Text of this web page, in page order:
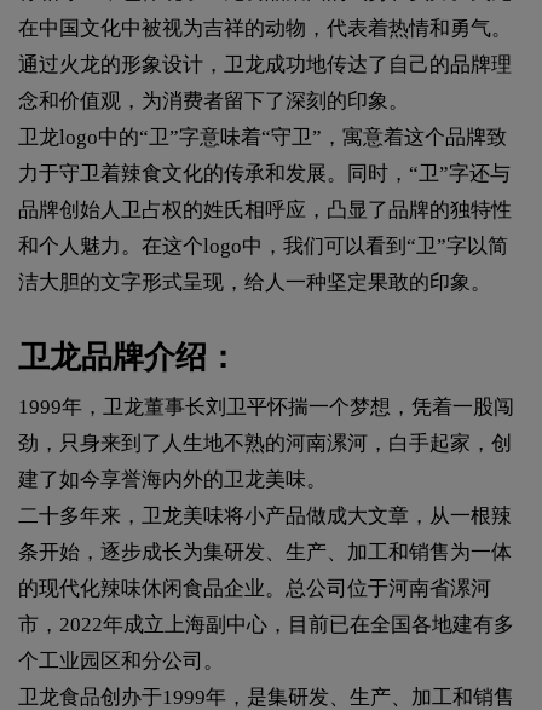
在中国文化中被视为吉祥的动物，代表着热情和勇气。
通过火龙的形象设计，卫龙成功地传达了自己的品牌理
念和价值观，为消费者留下了深刻的印象。
卫龙logo中的“卫”字意味着“守卫”，寓意着这个品牌致
力于守卫着辣食文化的传承和发展。同时，“卫”字还与
品牌创始人卫占权的姓氏相呼应，凸显了品牌的独特性
和个人魅力。在这个logo中，我们可以看到“卫”字以简
洁大胆的文字形式呈现，给人一种坚定果敢的印象。
卫龙品牌介绍：
1999年，卫龙董事长刘卫平怀揣一个梦想，凭着一股闯
劲，只身来到了人生地不熟的河南漯河，白手起家，创
建了如今享誉海内外的卫龙美味。
二十多年来，卫龙美味将小产品做成大文章，从一根辣
条开始，逐步成长为集研发、生产、加工和销售为一体
的现代化辣味休闲食品企业。总公司位于河南省漯河
市，2022年成立上海副中心，目前已在全国各地建有多
个工业园区和分公司。
卫龙食品创办于1999年，是集研发、生产、加工和销售